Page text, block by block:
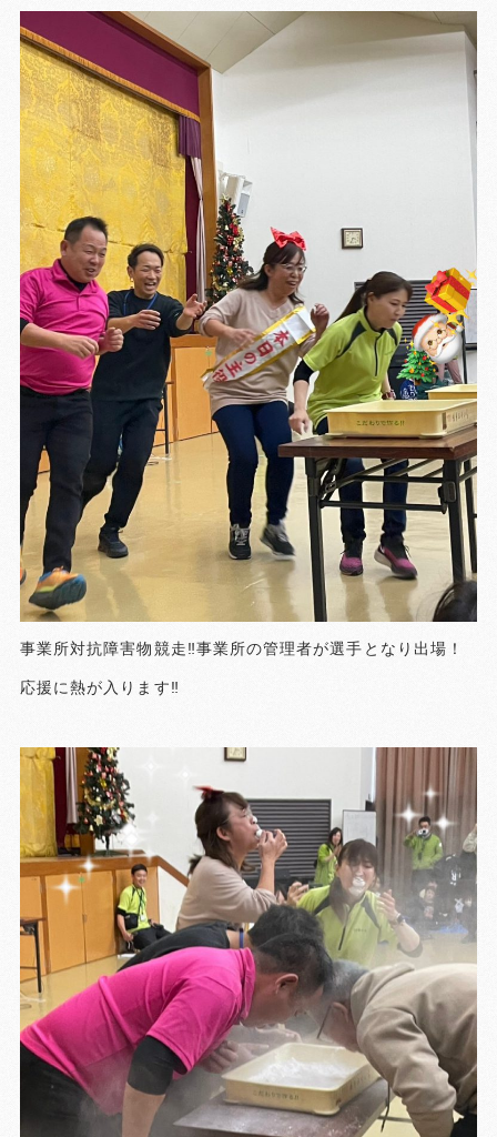
事業所対抗障害物競走‼️事業所の管理者が選手となり出場！
応援に熱が入ります‼️